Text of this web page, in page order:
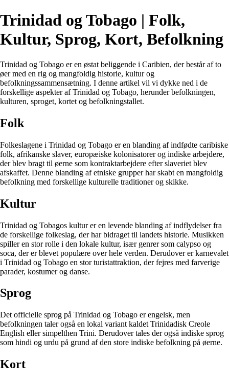
Trinidad og Tobago | Folk,
Kultur, Sprog, Kort, Befolkning
Trinidad og Tobago er en østat beliggende i Caribien, der består af to
øer med en rig og mangfoldig historie, kultur og
befolkningssammensætning. I denne artikel vil vi dykke ned i de
forskellige aspekter af Trinidad og Tobago, herunder befolkningen,
kulturen, sproget, kortet og befolkningstallet.
Folk
Folkeslagene i Trinidad og Tobago er en blanding af indfødte caribiske
folk, afrikanske slaver, europæiske kolonisatorer og indiske arbejdere,
der blev bragt til øerne som kontraktarbejdere efter slaveriet blev
afskaffet. Denne blanding af etniske grupper har skabt en mangfoldig
befolkning med forskellige kulturelle traditioner og skikke.
Kultur
Trinidad og Tobagos kultur er en levende blanding af indflydelser fra
de forskellige folkeslag, der har bidraget til landets historie. Musikken
spiller en stor rolle i den lokale kultur, især genrer som calypso og
soca, der er blevet populære over hele verden. Derudover er karnevalet
i Trinidad og Tobago en stor turistattraktion, der fejres med farverige
parader, kostumer og danse.
Sprog
Det officielle sprog på Trinidad og Tobago er engelsk, men
befolkningen taler også en lokal variant kaldet Trinidadisk Creole
English eller simpelthen Trini. Derudover tales der også indiske sprog
som hindi og urdu på grund af den store indiske befolkning på øerne.
Kort